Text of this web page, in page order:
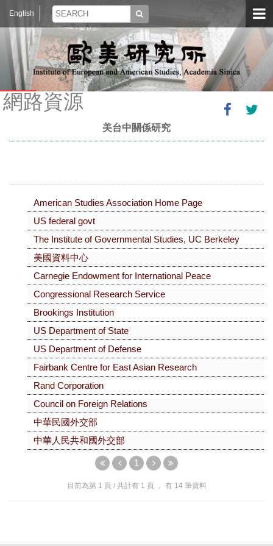
English
網路資源
美台中關係研究
American Studies Association Home Page
US federal govt
The Institute of Governmental Studies, UC Berkeley
美國資料中心
Carnegie Endowment for International Peace
Congressional Research Service
Brookings Institution
US Department of State
US Department of Defense
Fairbank Centre for East Asian Research
Rand Corporation
Council on Foreign Relations
中華民國外交部
中華人民共和國外交部
1
目前為第 1 頁 / 共計有 1 頁 ， 有 14筆資料